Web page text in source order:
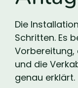
Die
Schritten. Es
und die
genau erklärt.